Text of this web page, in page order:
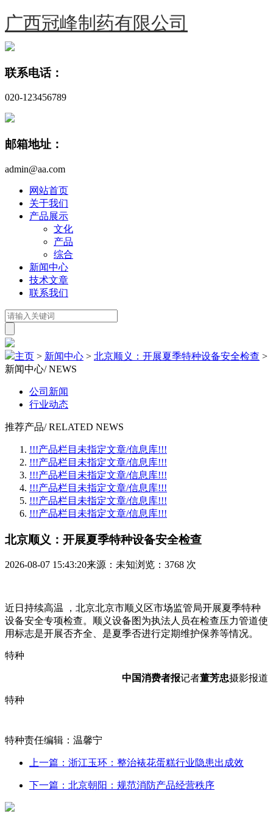
广西冠峰制药有限公司
联系电话：
020-123456789
邮箱地址：
admin@aa.com
网站首页
关于我们
产品展示
文化
产品
综合
新闻中心
技术文章
联系我们
主页 > 新闻中心 > 北京顺义：开展夏季特种设备安全检查 >
新闻中心/ NEWS
公司新闻
行业动态
推荐产品/ RELATED NEWS
!!!产品栏目未指定文章/信息库!!!
!!!产品栏目未指定文章/信息库!!!
!!!产品栏目未指定文章/信息库!!!
!!!产品栏目未指定文章/信息库!!!
!!!产品栏目未指定文章/信息库!!!
!!!产品栏目未指定文章/信息库!!!
北京顺义：开展夏季特种设备安全检查
2026-08-07 15:43:20来源：未知浏览：3768 次
近日持续高温 ，北京北京市顺义区市场监管局开展夏季特种
设备安全专项检查。顺义设备图为执法人员在检查压力管道使
用标志是开展否齐全、是夏季否进行定期维护保养等情况。
特种
中国消费者报记者董芳忠摄影报道
特种
特种责任编辑：温馨宁
上一篇：浙江玉环：整治裱花蛋糕行业隐患出成效
下一篇：北京朝阳：规范消防产品经营秩序